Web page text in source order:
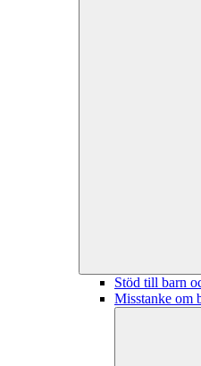
Stöd till barn
Misstanke om